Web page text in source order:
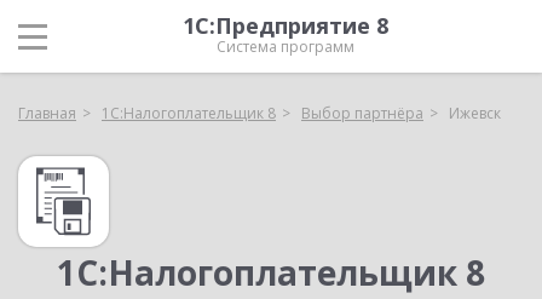
1С:Предприятие 8
Система программ
Главная 1С:Налогоплательщик 8 Выбор партнёра Ижевск
1С:Налогоплательщик 8